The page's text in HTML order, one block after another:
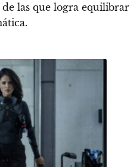
las que logra equilibrar